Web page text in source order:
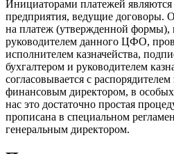
Инициаторами платежей
предприятия, ведущие договоры.
на платеж (утвержденной формы),
руководителем данного ЦФО,
исполнителем казначейства,
бухгалтером и руководителем
согласовывается с
финансовым директором, в
нас это достаточно простая
прописана в специальном
генеральным директором.